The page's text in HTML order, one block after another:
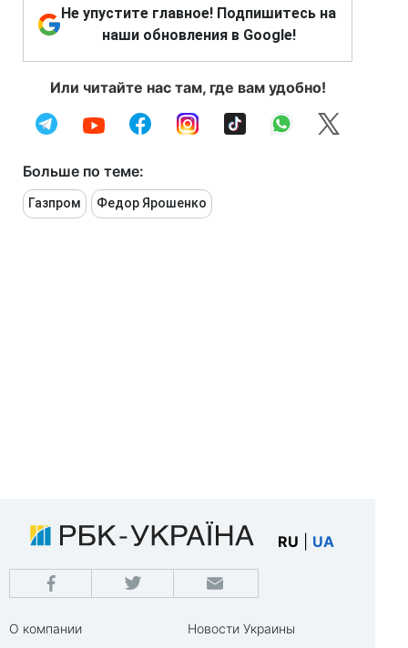
Не упустите главное! Подпишитесь на
наши обновления в Google!
Или читайте нас там, где вам удобно!
Больше по теме:
Газпром Федор Ярошенко
RU UA
О компании
Новости Украины